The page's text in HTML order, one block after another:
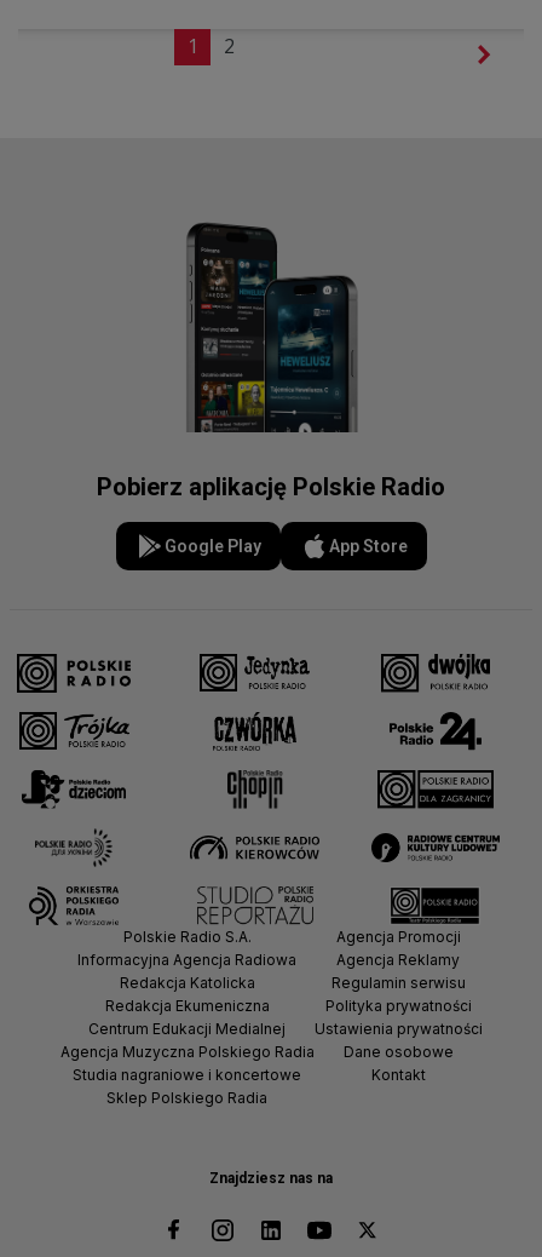
1 2
Pobierz aplikację Polskie Radio
Google Play App Store
Znajdziesz nas na
Polskie Radio S.A.
Informacyjna Agencja Radiowa
Redakcja Katolicka
Redakcja Ekumeniczna
Centrum Edukacji Medialnej
Agencja Muzyczna Polskiego Radia
Studia nagraniowe i koncertowe
Sklep Polskiego Radia
Agencja Promocji
Agencja Reklamy
Regulamin serwisu
Polityka prywatności
Ustawienia prywatności
Dane osobowe
Kontakt